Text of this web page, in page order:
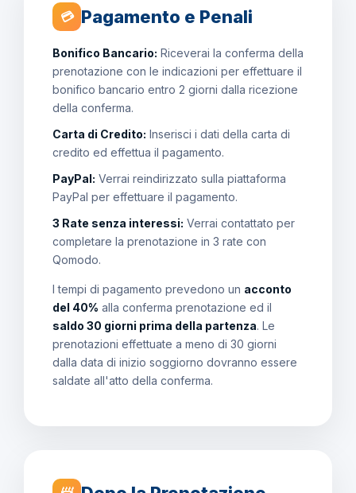
💳 Pagamento e Penali
Bonifico Bancario: Riceverai la conferma della
prenotazione con le indicazioni per effettuare il
bonifico bancario entro 2 giorni dalla ricezione
della conferma.
Carta di Credito: Inserisci i dati della carta di
credito ed effettua il pagamento.
PayPal: Verrai reindirizzato sulla piattaforma
PayPal per effettuare il pagamento.
3 Rate senza interessi: Verrai contattato per
completare la prenotazione in 3 rate con
Qomodo.
I tempi di pagamento prevedono un acconto
del 40% alla conferma prenotazione ed il
saldo 30 giorni prima della partenza. Le
prenotazioni effettuate a meno di 30 giorni
dalla data di inizio soggiorno dovranno essere
saldate all'atto della conferma.